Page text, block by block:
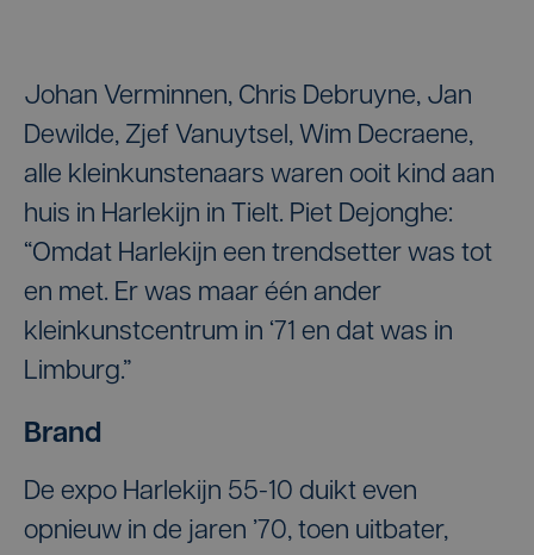
Johan Verminnen, Chris Debruyne, Jan
Dewilde, Zjef Vanuytsel, Wim Decraene,
alle kleinkunstenaars waren ooit kind aan
huis in Harlekijn in Tielt. Piet Dejonghe:
“Omdat Harlekijn een trendsetter was tot
en met. Er was maar één ander
kleinkunstcentrum in ‘71 en dat was in
Limburg.”
Brand
De expo Harlekijn 55-10 duikt even
opnieuw in de jaren ’70, toen uitbater,